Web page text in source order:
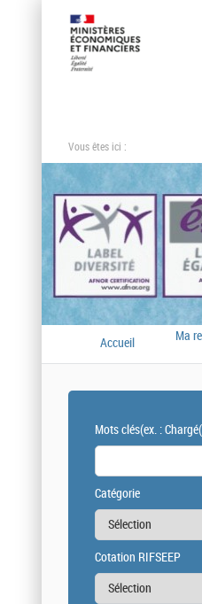
Vous êtes ici :
Accueil
Ma
Mots clés(ex. :
Catégorie
Cotation RIFSEEP